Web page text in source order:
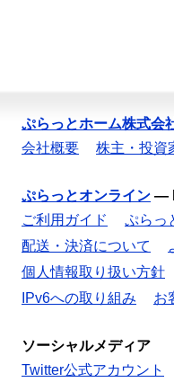
ぷらっとホーム株式会
会社概要
株主・投資
ぷらっとオンライン —
ご利用ガイド
ぷらっ
配送・決済について
個人情報取り扱い方針
IPv6への取り組み
お
ソーシャルメディア
Twitter公式アカウント